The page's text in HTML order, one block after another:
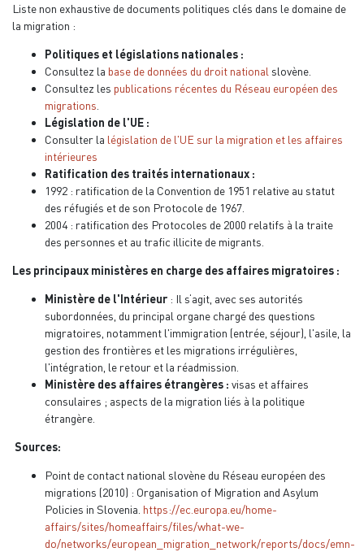
Liste non exhaustive de documents politiques clés dans le domaine de
la migration :
Politiques et législations nationales :
Consultez la base de données du droit national slovène.
Consultez les publications récentes du Réseau européen des
migrations
Législation de l'UE :
Consulter la législation de l'UE sur la migration et les affaires
intérieures
Ratification des traités internationaux :
1992 : ratification de la Convention de 1951 relative au statut
des réfugiés et de son Protocole de 1967.
2004 : ratification des Protocoles de 2000 relatifs à la traite
des personnes et au trafic illicite de migrants.
Les principaux ministères en charge des affaires migratoires :
Ministère de l'Intérieur : Il s‘agit, avec ses autorités
subordonnées, du principal organe chargé des questions
migratoires, notamment l'immigration (entrée, séjour), l'asile, la
gestion des frontières et les migrations irrégulières,
l'intégration, le retour et la réadmission.
Ministère des affaires étrangères : visas et affaires
consulaires ; aspects de la migration liés à la politique
étrangère.
Sources:
Point de contact national slovène du Réseau européen des
migrations (2010) : Organisation of Migration and Asylum
Policies in Slovenia. https://ec.europa.eu/home-
affairs/sites/homeaffairs/files/what-we-
do/networks/european_migration_network/reports/docs/emn-